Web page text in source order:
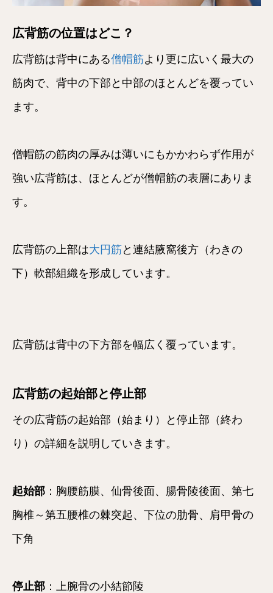
広背筋の位置はどこ？
広背筋は背中にある僧帽筋より更に広いく最大の
筋肉で、背中の下部と中部のほとんどを覆ってい
ます。
僧帽筋の筋肉の厚みは薄いにもかかわらず作用が
強い広背筋は、ほとんどが僧帽筋の表層にありま
す。
広背筋の上部は大円筋と連結腋窩後方（わきの
下）軟部組織を形成しています。
広背筋は背中の下方部を幅広く覆っています。
広背筋の起始部と停止部
その広背筋の起始部（始まり）と停止部（終わ
り）の詳細を説明していきます。
起始部 ：胸腰筋膜、仙骨後面、腸骨陵後面、第七
胸椎～第五腰椎の棘突起、下位の肋骨、肩甲骨の
下角
停止部 ：上腕骨の小結節陵